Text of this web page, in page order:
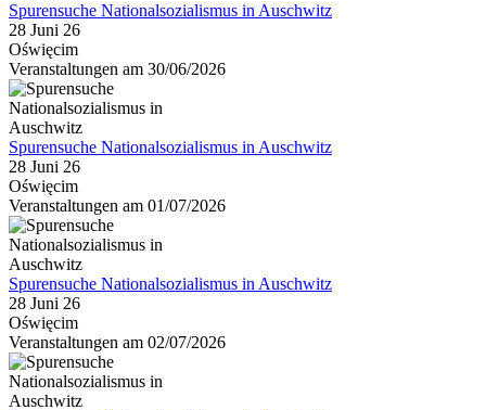
Spurensuche Nationalsozialismus in Auschwitz
28 Juni 26
Oświęcim
Veranstaltungen am 30/06/2026
Spurensuche Nationalsozialismus in Auschwitz
28 Juni 26
Oświęcim
Veranstaltungen am 01/07/2026
Spurensuche Nationalsozialismus in Auschwitz
28 Juni 26
Oświęcim
Veranstaltungen am 02/07/2026